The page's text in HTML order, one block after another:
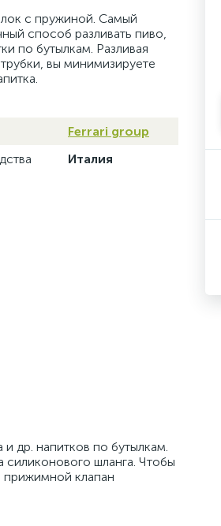
с пружиной. Самый
способ разливать пиво,
по бутылкам. Разливая
вы минимизируете
Ferrari group
Италия
др. напитков по бутылкам.
шланга. Чтобы
прижимной клапан